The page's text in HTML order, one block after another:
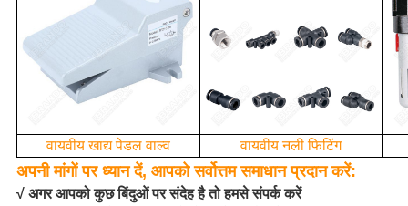
वायवीय खाद्य पेडल वाल्व वायवीय नली फिटिंग
अपनी मांगों पर ध्यान दें, आपको सर्वोत्तम समाधान प्रदान करें:
√ अगर आपको कुछ बिंदुओं पर संदेह है तो हमसे संपर्क करें